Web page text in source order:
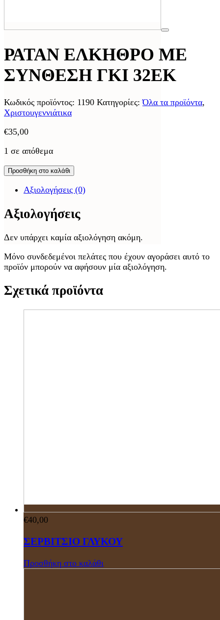
ΡΑΤΑΝ ΕΛΚΗΘΡΟ ΜΕ
ΣΥΝΘΕΣΗ ΓΚΙ 32ΕΚ
Κωδικός προϊόντος: 1190 Κατηγορίες:Όλα τα προϊόντα,
Χριστουγεννιάτικα
€35,00
1 σε απόθεμα
Προσθήκη στο καλάθι
Αξιολογήσεις (0)
Αξιολογήσεις
Δεν υπάρχει καμία αξιολόγηση ακόμη.
Μόνο συνδεδεμένοι πελάτες που έχουν αγοράσει αυτό το
προϊόν μπορούν να αφήσουν μία αξιολόγηση.
Σχετικά προϊόντα
€40,00
ΣΕΡΒΙΤΣΙΟ ΓΛΥΚΟΥ
Προσθήκη στο καλάθι